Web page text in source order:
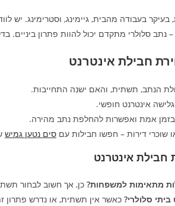
בעבודה מהבית, גיימינג, וסטרימינג.
סלולרי מתקדם יכול להוות פתרון ביניים. בדקו
חבילת אינטרנט
הנתב, תשתית, והאם ישנה התחייבות.
אינטרנט חופשי.
אמת ואפשרות להחלפת נתב מהירה.
שוכרי דירות – חפשו חבילות עם סים נטען גמיש
חבילת אינטרנט
מתאימות למשפחות? כן, אך חשוב לבחור
סלולרי? כאשר אין תשתית, או נדרש פתרון